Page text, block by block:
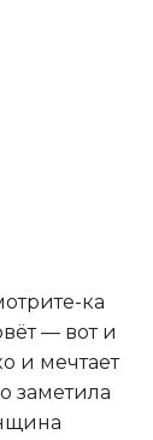
ка
— вот и
и мечтает
заметила